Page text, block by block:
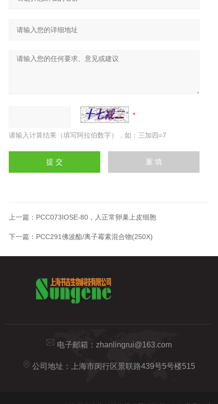
请输入计算结果（填写阿拉伯数字），如：三加四=7
上一篇： PCC073IOSE-80，人正常卵巢上皮细胞
下一篇： PCC291佛波酯/离子霉素混合物(250X)
电子邮箱： zhanlingrui@163.com
公司地址：上海市闵行区景联路439号5号楼515